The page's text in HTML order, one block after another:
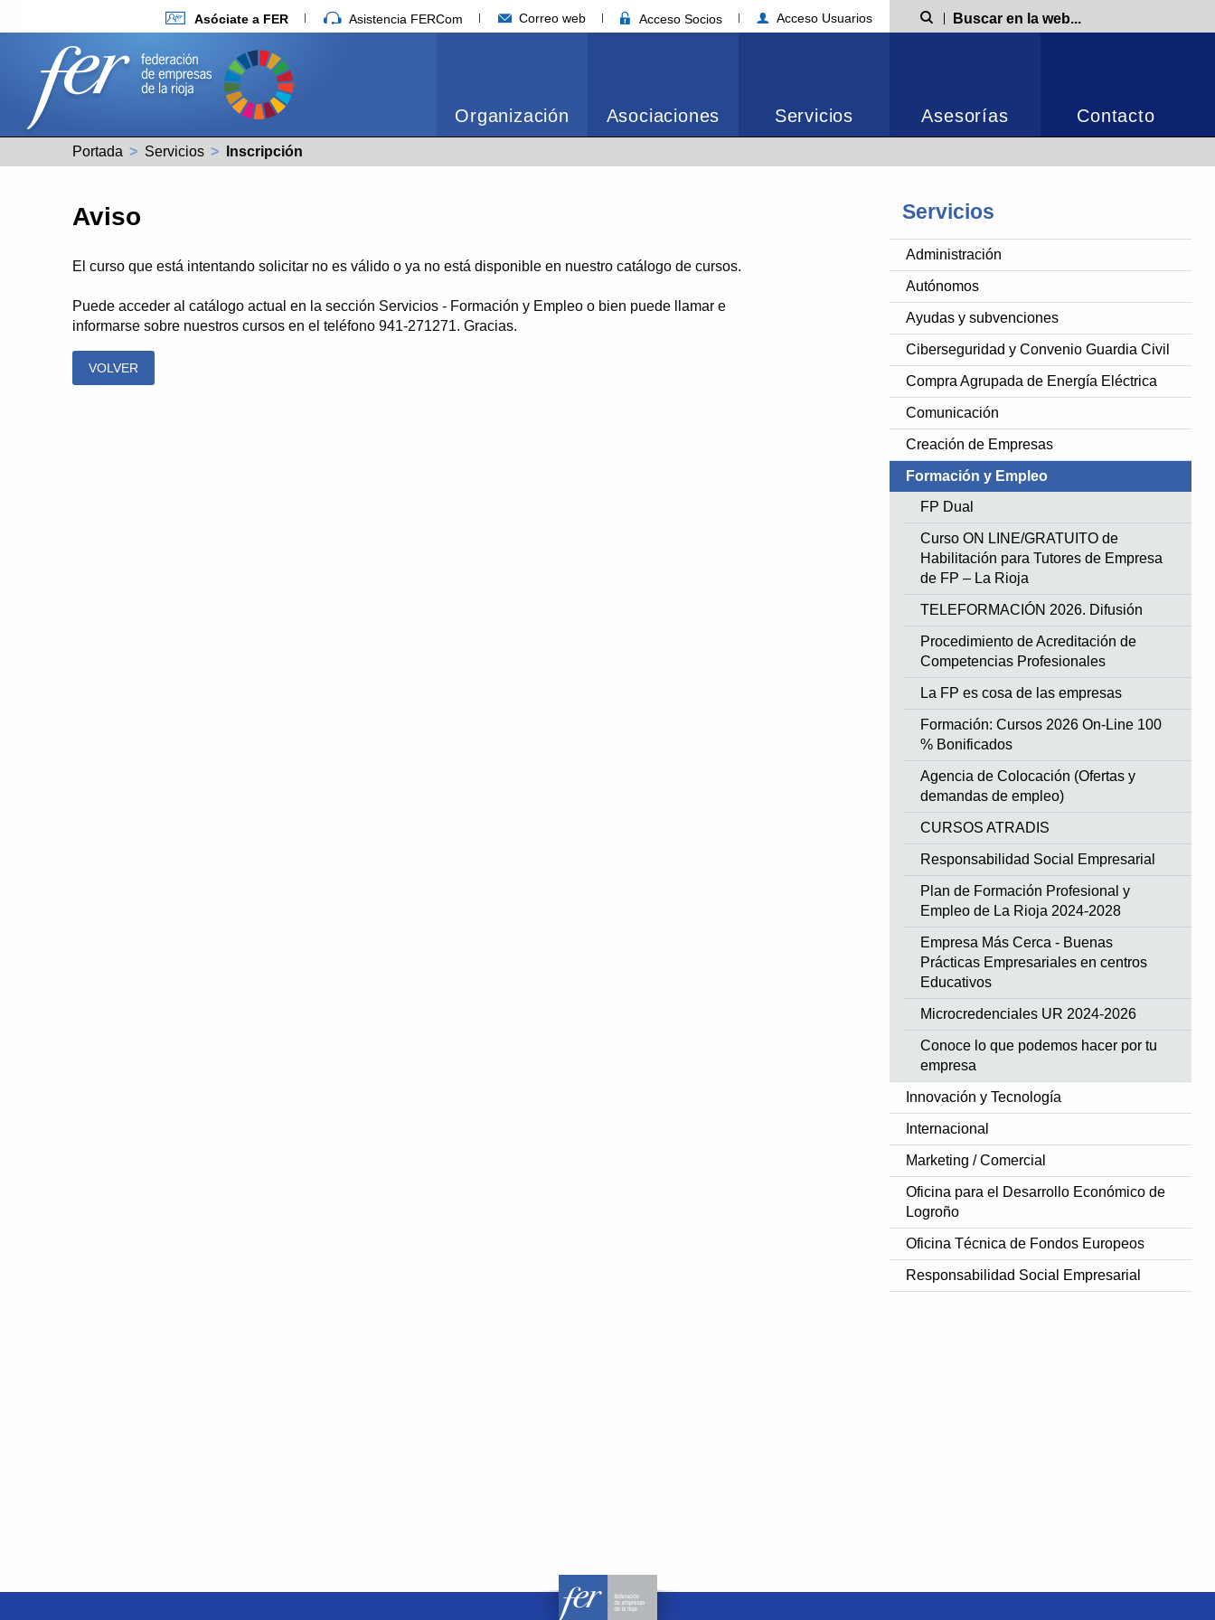
Asóciate a FER Asistencia FERCom Correo web Acceso Socios Acceso Usuarios Búsqueda
Organización Asociaciones Servicios Asesorías Contacto
Portada Servicios Actual:
Inscripción
Servicios
Administración
Autónomos
Ayudas y subvenciones
Ciberseguridad y Convenio Guardia Civil
Compra Agrupada de Energía Eléctrica
Comunicación
Creación de Empresas
Formación y Empleo
FP Dual
Curso ON LINE/GRATUITO de
Habilitación para Tutores de Empresa
de FP – La Rioja
TELEFORMACIÓN 2026. Difusión
Procedimiento de Acreditación de
Competencias Profesionales
La FP es cosa de las empresas
Formación: Cursos 2026 On-Line 100
% Bonificados
Agencia de Colocación (Ofertas y
demandas de empleo)
CURSOS ATRADIS
Responsabilidad Social Empresarial
Plan de Formación Profesional y
Empleo de La Rioja 2024-2028
Empresa Más Cerca - Buenas
Prácticas Empresariales en centros
Educativos
Microcredenciales UR 2024-2026
Conoce lo que podemos hacer por tu
empresa
Innovación y Tecnología
Internacional
Marketing / Comercial
Oficina para el Desarrollo Económico de
Logroño
Oficina Técnica de Fondos Europeos
Responsabilidad Social Empresarial
Aviso
El curso que está intentando solicitar no es válido o ya no está disponible en nuestro catálogo de cursos.
Puede acceder al catálogo actual en la sección Servicios - Formación y Empleo o bien puede llamar e
informarse sobre nuestros cursos en el teléfono 941-271271. Gracias.
VOLVER